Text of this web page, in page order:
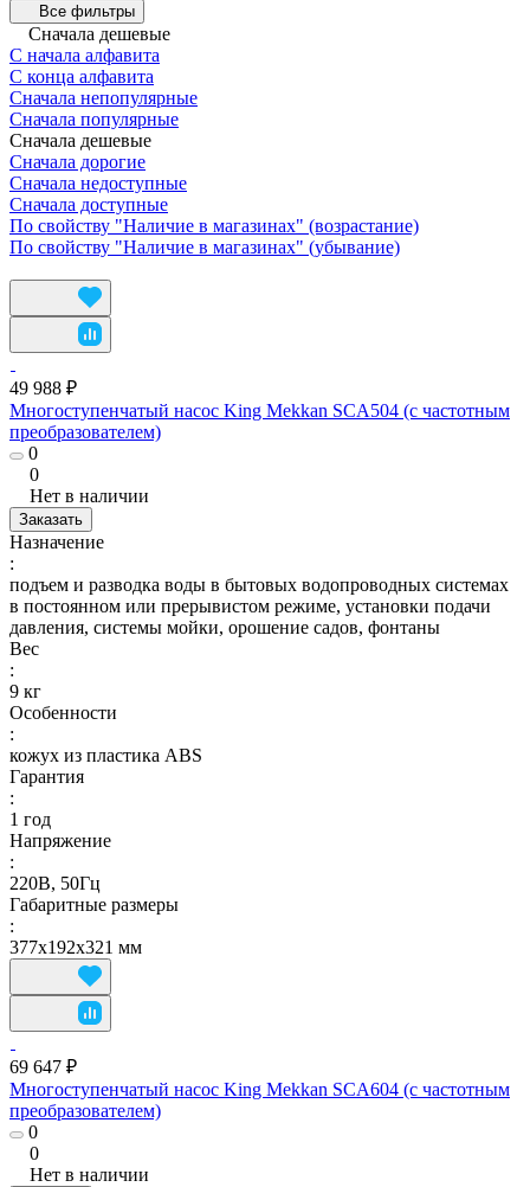
Все фильтры
Сначала дешевые
С начала алфавита
С конца алфавита
Сначала непопулярные
Сначала популярные
Сначала дешевые
Сначала дорогие
Сначала недоступные
Сначала доступные
По свойству "Наличие в магазинах" (возрастание)
По свойству "Наличие в магазинах" (убывание)
49 988 ₽
Многоступенчатый насос King Mekkan SCA504 (с частотным
преобразователем)
0
0
Нет в наличии
Заказать
Назначение
:
подъем и разводка воды в бытовых водопроводных системах
в постоянном или прерывистом режиме, установки подачи
давления, системы мойки, орошение садов, фонтаны
Вес
:
9 кг
Особенности
:
кожух из пластика ABS
Гарантия
:
1 год
Напряжение
:
220В, 50Гц
Габаритные размеры
:
377х192х321 мм
69 647 ₽
Многоступенчатый насос King Mekkan SCA604 (с частотным
преобразователем)
0
0
Нет в наличии